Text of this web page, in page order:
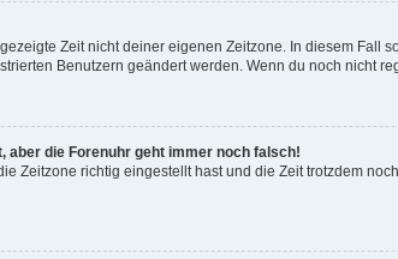
Zeit nicht deiner eigenen Zeitzone. In diesem Fall
Benutzern geändert werden. Wenn du noch nicht
aber die Forenuhr geht immer noch falsch!
Zeitzone richtig eingestellt hast und die Zeit trotzdem